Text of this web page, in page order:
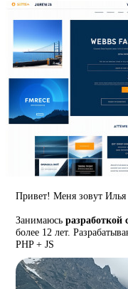
Привет! Меня зовут Илья
Занимаюсьразработкой
более 12 лет.
PHP + JS